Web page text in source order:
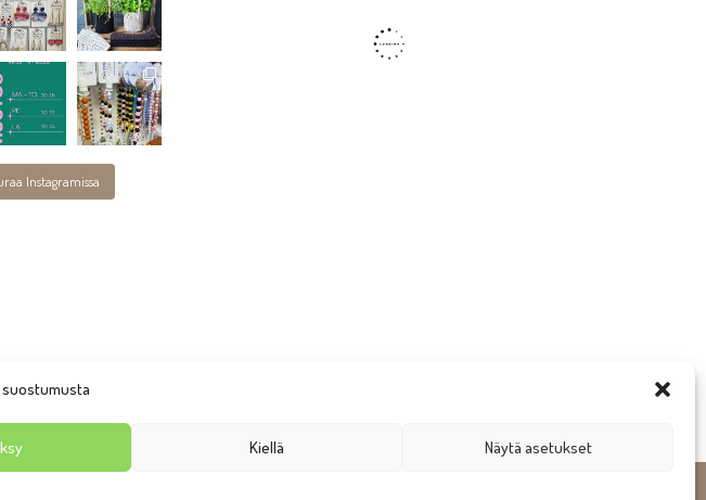
Kiellä Näytä asetukset
Instagramissa